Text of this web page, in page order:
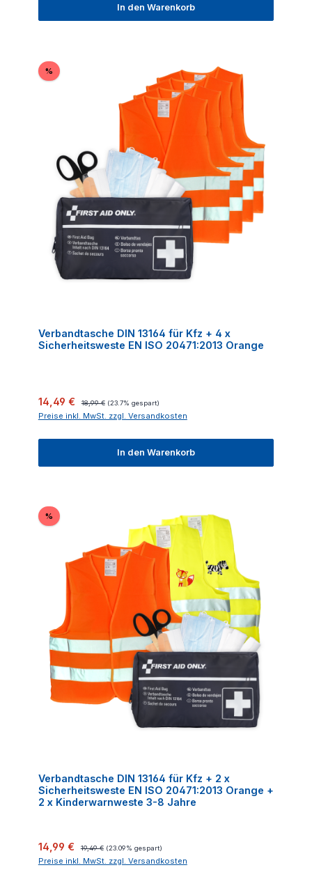
In den Warenkorb
%Rabatt
Verbandtasche DIN 13164 für Kfz + 4 x
Sicherheitsweste EN ISO 20471:2013 Orange
Verkaufspreis:
14,49 € 18,99 € (23.7% gespart)
Preise inkl. MwSt. zzgl. Versandkosten
In den Warenkorb
%Rabatt
Verbandtasche DIN 13164 für Kfz + 2 x
Sicherheitsweste EN ISO 20471:2013 Orange +
2 x Kinderwarnweste 3-8 Jahre
Verkaufspreis:
14,99 € Regulärer Preis:
19,49 € (23.09% gespart)
Preise inkl. MwSt. zzgl. Versandkosten